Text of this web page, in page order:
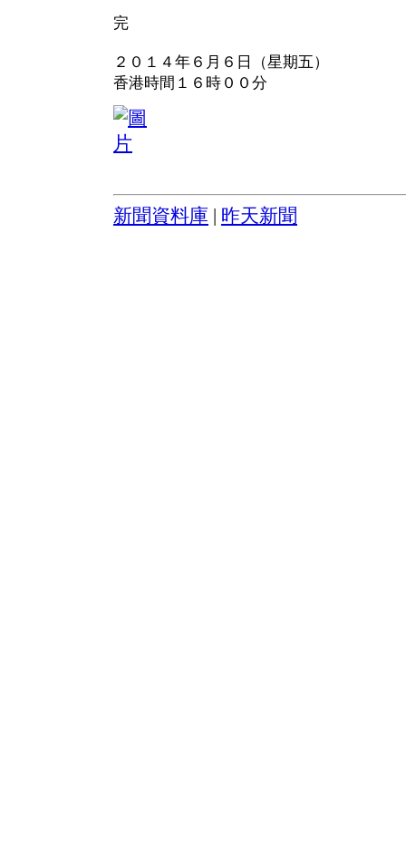
完
２０１４年６月６日（星期五）
香港時間１６時００分
新聞資料庫 昨天新聞